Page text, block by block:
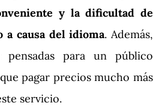
y la dificultad de
a causa del idioma. Además,
para un público
pagar precios mucho más
servicio.